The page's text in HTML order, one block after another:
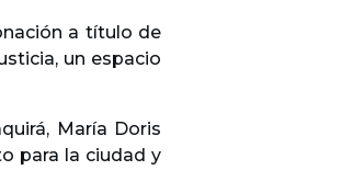
a título de
un espacio
María Doris
para la ciudad y